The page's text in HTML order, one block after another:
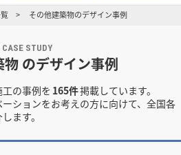
ログイン／会員登録
を探す
を探す
その他建築物のデザイン事例
CASE STUDY
のデザイン事例
の事例を 165件掲載しています。
ションをお考えの方に向けて、全国各
ます。